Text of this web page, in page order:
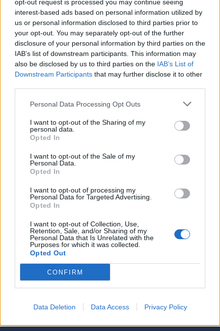
opt-out request is processed you may continue seeing
interest-based ads based on personal information utilized by
us or personal information disclosed to third parties prior to
your opt-out. You may separately opt-out of the further
disclosure of your personal information by third parties on the
IAB’s list of downstream participants. This information may
also be disclosed by us to third parties on the IAB’s List of
Downstream Participants that may further disclose it to other
Personal Data Processing Opt Outs
I want to opt-out of the Sharing of my
personal data.
Opted In
I want to opt-out of the Sale of my
Personal Data.
Opted In
I want to opt-out of processing my
Personal Data for Targeted Advertising.
Opted In
I want to opt-out of Collection, Use,
Retention, Sale, and/or Sharing of my
Personal Data that Is Unrelated with the
Purposes for which it was collected.
Opted Out
CONFIRM
Data Deletion Data Access Privacy Policy
ιστιοπλοϊκοί
χάρτες
χάρτες
κύματος
χάρτης
παραλιών
χάρτες σκόνης
χάρτες
UV
Ανεμολόγιο
Σελήνη: 23 ημερών
Επόμενη Πανσέληνος:
Παρασκευή, 28 Αυγούστου 2026